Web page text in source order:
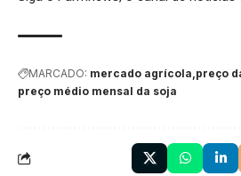
MARCADO: mercado agrícola preço
preço médio mensal da soja